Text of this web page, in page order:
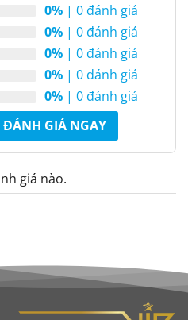
0% | 0 đánh giá
0% | 0 đánh giá
0% | 0 đánh giá
0% | 0 đánh giá
0% | 0 đánh giá
ĐÁNH GIÁ NGAY
giá nào.